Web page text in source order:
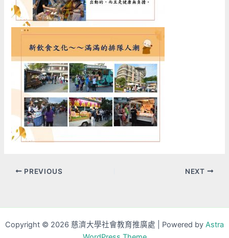
PREVIOUS NEXT
Copyright © 2026 慈濟大學社會教育推廣處 | Powered by Astra